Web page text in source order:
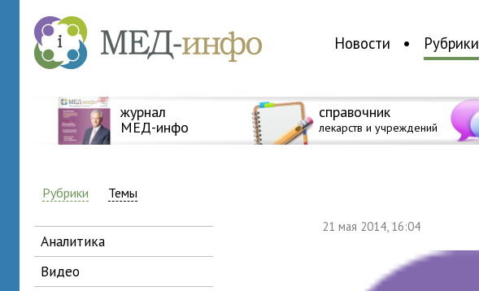
Новости Рубрики
журнал
МЕД-инфо
справочник
лекарств и учреждений
Рубрики Темы
аналитика
видео
21 мая 2014, 16:04